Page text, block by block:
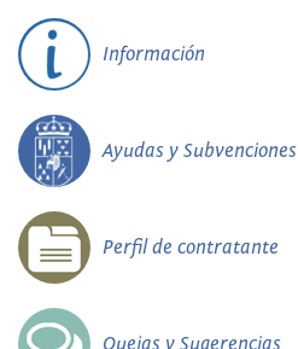
Información
Ayudas y Subvenciones
Perfil de contratante
Quejas y Sugerencias